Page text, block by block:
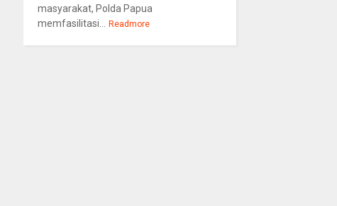
masyarakat, Polda Papua
memfasilitasi...
Readmore